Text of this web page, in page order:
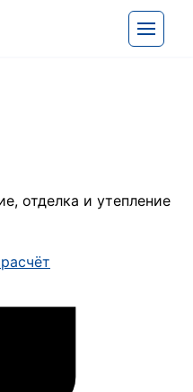
отделка и утепление